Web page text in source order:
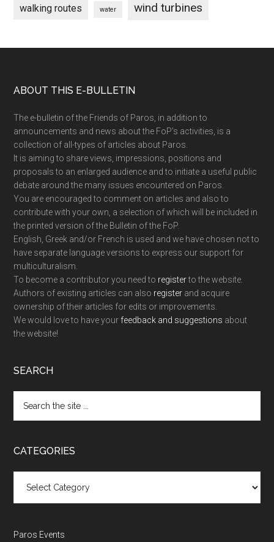
walking routes water wind turbines
Footer
ABOUT THIS E-BULLETIN
The e-bulletin of the Friends of Paros, in addition to
announcements and news about the FoP’s activities, is a
collection of all-types of articles about Paros.
It is aiming to share views, impressions, positions and
proposals to an enlarged audience and to initiate a useful public
debate around the many issues encountered on Paros.
You are encouraged to comment on articles and also to
contribute with your own, a selection of which will be included in
the printed version of the Bulletin of the FoP.
English, Greek and/or French is used and we have chosen not to
have separate language versions to express our support for
multiculturalism.
To become a contributor you need to registerto the website.
Authors of existing articles can also register and acquire
ownership of their articles for edits or improvements.
We would love to have your feedback and suggestions about
the website!
SEARCH
the
CATEGORIES
Paros Events